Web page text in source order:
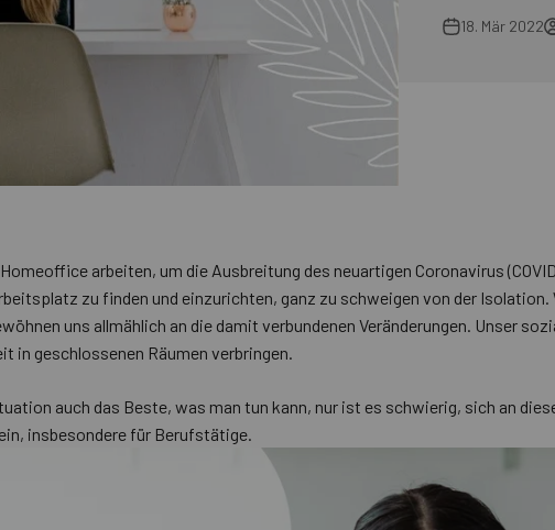
18. Mär 2022
arbeiten, um die Ausbreitung des neuartigen Coronavirus
zu finden und einzurichten, ganz zu schweigen von der Isolation.
uns allmählich an die damit verbundenen Veränderungen. Unser
in geschlossenen Räumen verbringen.
auch das Beste, was man tun kann, nur ist es schwierig, sich an
insbesondere für Berufstätige.